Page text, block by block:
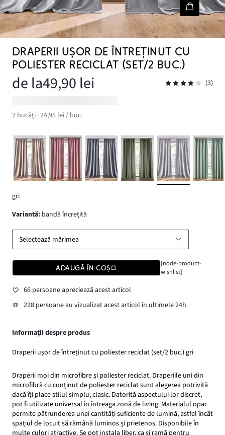
DRAPERII UȘOR DE ÎNTREȚINUT CU
POLIESTER RECICLAT (SET/2 BUC.)
de la49,90 lei (3)
2 bucăți | 24,95 lei / buc.
gri
variantă: bandă încreţită
Selectează mărimea
ADAUGĂ ÎN COȘ
[node-product-
wishlist]
66 persoane apreciează acest articol
228 persoane au vizualizat acest articol în ultimele 24h
Informații despre produs
Draperii ușor de întreținut cu poliester reciclat (set/2 buc.) gri
Draperii moi din microfibre și poliester reciclat. Draperiile uni din
microfibră cu conținut de poliester reciclat sunt alegerea potrivită
dacă îți place stilul simplu, clasic. Datorită aspectului lor discret,
pot fi utilizate universal în întreaga zonă de living. Materialul opac
permite pătrunderea unei cantități suficiente de lumină, astfel încât
spațiul de locuit să rămână luminos și prietenos. Disponibile în
multe culori atractive. Se pot instala liber, ca și ramă pentru